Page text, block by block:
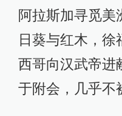
阿拉斯加寻觅美
日葵与红木，
西哥向汉武帝进
于附会，几乎不